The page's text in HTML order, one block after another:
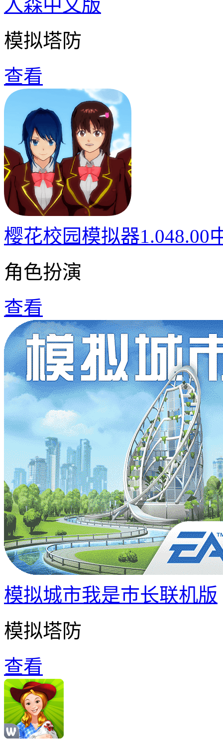
人森中文版
模拟塔防
查看
樱花校园模拟器1.048.00
角色扮演
查看
模拟城市我是巿长联机版
模拟塔防
查看